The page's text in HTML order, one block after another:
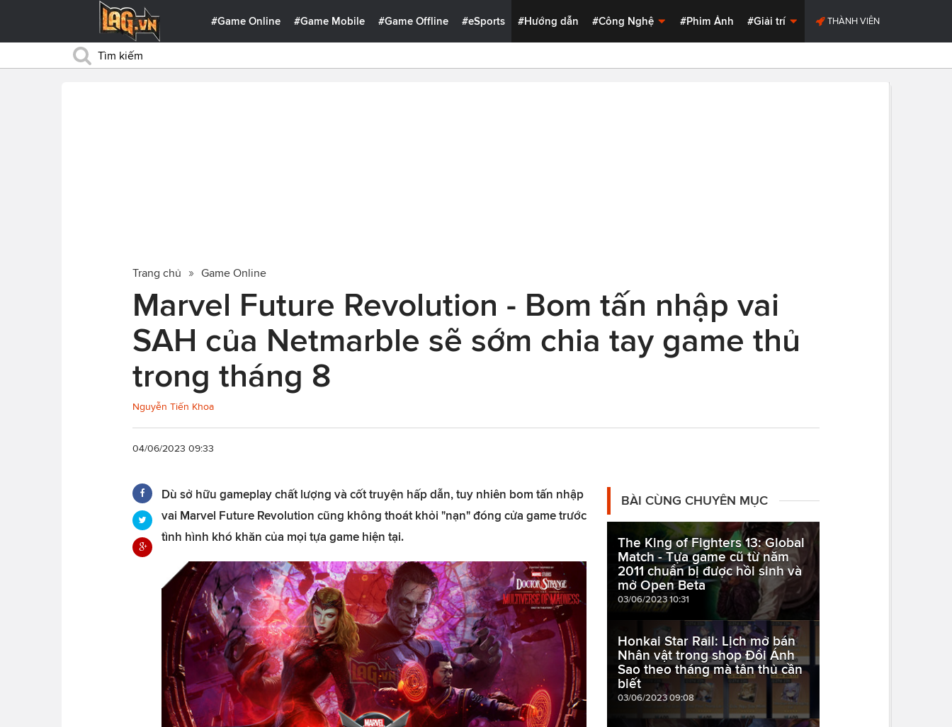
#Game Online #Game Mobile #Game Offline #eSports #Hướng dẫn #Công Nghệ #Phim Ảnh #Giải trí THÀNH VIÊN
Trang chủ Game Online
Marvel Future Revolution - Bom tấn nhập vai
SAH của Netmarble sẽ sớm chia tay game thủ
trong tháng 8
Nguyễn Tiến Khoa
04/06/2023 09:33
Dù sở hữu gameplay chất lượng và cốt truyện hấp dẫn, tuy nhiên bom tấn nhập
vai Marvel Future Revolution cũng không thoát khỏi "nạn" đóng cửa game trước
tình hình khó khăn của mọi tựa game hiện tại.
BÀI CÙNG CHUYÊN MỤC
The King of Fighters 13: Global
Match - Tựa game cũ từ năm
2011 chuẩn bị được hồi sinh và
mở Open Beta
03/06/2023 10:31
Honkai Star Rail: Lịch mở bán
Nhân vật trong shop Đổi Ánh
Sao theo tháng mà tân thủ cần
biết
03/06/2023 09:08